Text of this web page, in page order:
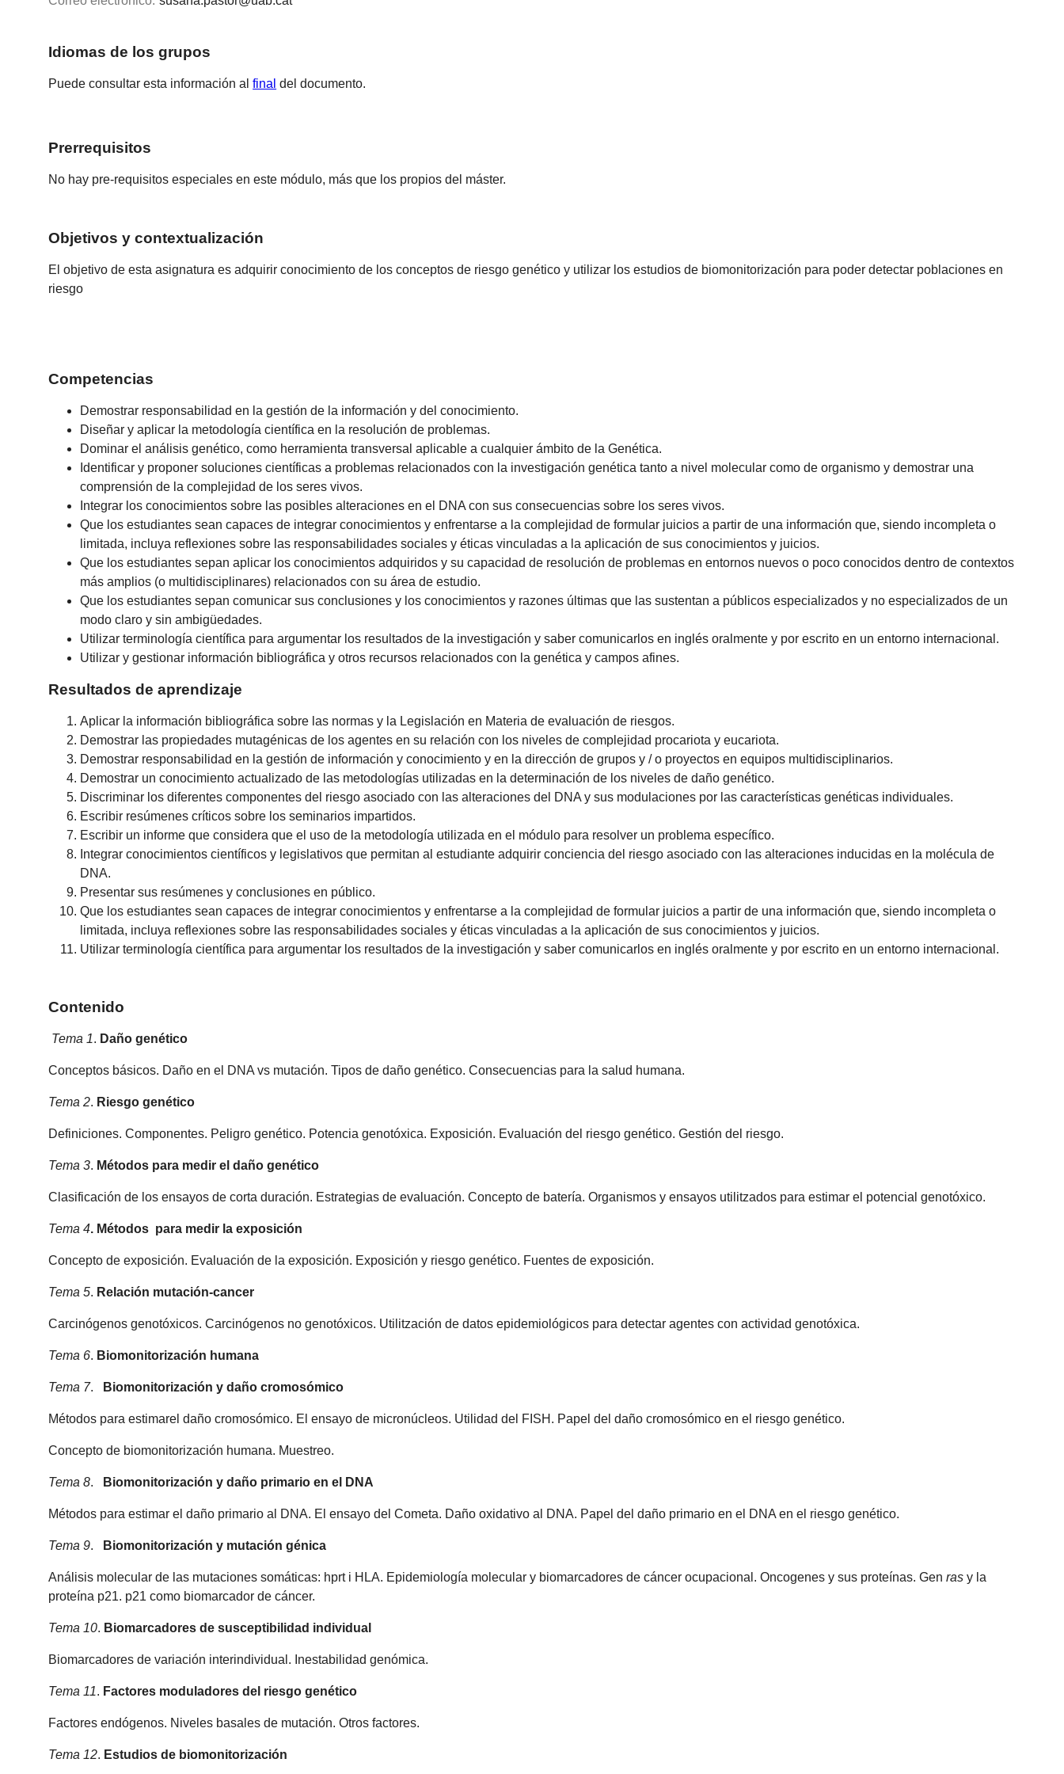
Idiomas de los grupos
Puede consultar esta información alfinal del documento.
Prerrequisitos
No hay pre-requisitos especiales en este módulo, más que los propios del máster.
Objetivos y contextualización
El objetivo de esta asignatura es adquirir conocimiento de los conceptos de riesgo genético y utilizar los estudios de biomonitorización para poder detectar poblaciones en
riesgo
Competencias
Demostrar responsabilidad en la gestión de la información y del conocimiento.
Diseñar y aplicar la metodología científica en la resolución de problemas.
Dominar el análisis genético, como herramienta transversal aplicable a cualquier ámbito de la Genética.
Identificar y proponer soluciones científicas a problemas relacionados con la investigación genética tanto a nivel molecular como de organismo y demostrar una
comprensión de la complejidad de los seres vivos.
Integrar los conocimientos sobre las posibles alteraciones en el DNA con sus consecuencias sobre los seres vivos.
Que los estudiantes sean capaces de integrar conocimientos y enfrentarse a la complejidad de formular juicios a partir de una información que, siendo incompleta o
limitada, incluya reflexiones sobre las responsabilidades sociales y éticas vinculadas a la aplicación de sus conocimientos y juicios.
Que los estudiantes sepan aplicar los conocimientos adquiridos y su capacidad de resolución de problemas en entornos nuevos o poco conocidos dentro de contextos
más amplios (o multidisciplinares) relacionados con su área de estudio.
Que los estudiantes sepan comunicar sus conclusiones y los conocimientos y razones últimas que las sustentan a públicos especializados y no especializados de un
modo claro y sin ambigüedades.
Utilizar terminología científica para argumentar los resultados de la investigación y saber comunicarlos en inglés oralmente y por escrito en un entorno internacional.
Utilizar y gestionar información bibliográfica y otros recursos relacionados con la genética y campos afines.
Resultados de aprendizaje
Aplicar la información bibliográfica sobre las normas y la Legislación en Materia de evaluación de riesgos.
Demostrar las propiedades mutagénicas de los agentes en su relación con los niveles de complejidad procariota y eucariota.
Demostrar responsabilidad en la gestión de información y conocimiento y en la dirección de grupos y / o proyectos en equipos multidisciplinarios.
Demostrar un conocimiento actualizado de las metodologías utilizadas en la determinación de los niveles de daño genético.
Discriminar los diferentes componentes del riesgo asociado con las alteraciones del DNA y sus modulaciones por las características genéticas individuales.
Escribir resúmenes críticos sobre los seminarios impartidos.
Escribir un informe que considera que el uso de la metodología utilizada en el módulo para resolver un problema específico.
Integrar conocimientos científicos y legislativos que permitan al estudiante adquirir conciencia del riesgo asociado con las alteraciones inducidas en la molécula de
DNA.
Presentar sus resúmenes y conclusiones en público.
Que los estudiantes sean capaces de integrar conocimientos y enfrentarse a la complejidad de formular juicios a partir de una información que, siendo incompleta o
limitada, incluya reflexiones sobre las responsabilidades sociales y éticas vinculadas a la aplicación de sus conocimientos y juicios.
Utilizar terminología científica para argumentar los resultados de la investigación y saber comunicarlos en inglés oralmente y por escrito en un entorno internacional.
Contenido
Tema 1. Daño genético
Conceptos básicos. Daño en el DNA vs mutación. Tipos de daño genético. Consecuencias para la salud humana.
Tema 2. Riesgo genético
Definiciones. Componentes. Peligro genético. Potencia genotóxica. Exposición. Evaluación del riesgo genético. Gestión del riesgo.
Tema 3. Métodos para medir el daño genético
Clasificación de los ensayos de corta duración. Estrategias de evaluación. Concepto de batería. Organismos y ensayos utilitzados para estimar el potencial genotóxico.
Tema 4. Métodos para medir la exposición
Concepto de exposición. Evaluación de la exposición. Exposición y riesgo genético. Fuentes de exposición.
Tema 5. Relación mutación-cancer
Carcinógenos genotóxicos. Carcinógenos no genotóxicos. Utilitzación de datos epidemiológicos para detectar agentes con actividad genotóxica.
Tema 6. Biomonitorización humana
Tema 7. Biomonitorización y daño cromosómico
Métodos para estimarel daño cromosómico. El ensayo de micronúcleos. Utilidad del FISH. Papel del daño cromosómico en el riesgo genético.
Concepto de biomonitorización humana. Muestreo.
Tema 8. Biomonitorización y daño primario en el DNA
Métodos para estimar el daño primario al DNA. El ensayo del Cometa. Daño oxidativo al DNA. Papel del daño primario en el DNA en el riesgo genético.
Tema 9. Biomonitorización y mutación génica
Análisis molecular de las mutaciones somáticas: hprt i HLA. Epidemiología molecular y biomarcadores de cáncer ocupacional. Oncogenes y sus proteínas. Genras y la
proteína p21. p21 como biomarcador de cáncer.
Tema 10. Biomarcadores de susceptibilidad individual
Biomarcadores de variación interindividual. Inestabilidad genómica.
Tema 11. Factores moduladores del riesgo genético
Factores endógenos. Niveles basales de mutación. Otros factores.
Tema 12. Estudios de biomonitorización